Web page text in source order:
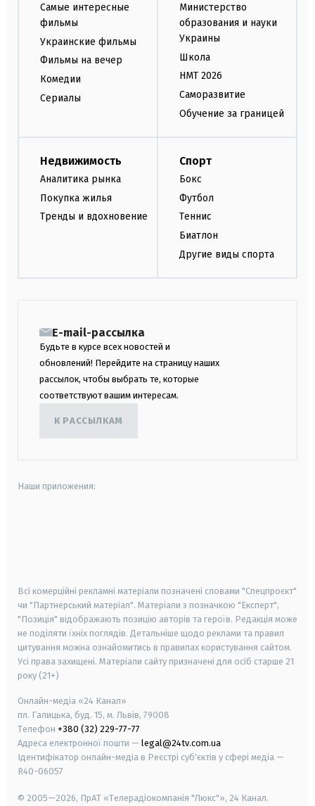
Самые интересные
фильмы
Украинские фильмы
Фильмы на вечер
Комедии
Сериалы
Министерство
образования и науки
Украины
Школа
НМТ 2026
Саморазвитие
Обучение за границей
Недвижимость
Аналитика рынка
Покупка жилья
Тренды и вдохновение
Спорт
Бокс
Футбол
Теннис
Биатлон
Другие виды спорта
E-mail-рассылка
Будьте в курсе всех новостей и
обновлений! Перейдите на страницу наших
рассылок, чтобы выбрать те, которые
соответствуют вашим интересам.
К РАССЫЛКАМ
Наши приложения:
Всі комерційні рекламні матеріали позначені словами "Спецпроєкт"
чи "Партнерський матеріал". Матеріали з позначкою "Експерт",
"Позиція" відображають позицію авторів та героїв. Редакція може
не поділяти їхніх поглядів. Детальніше щодо реклами та правил
цитування можна ознайомитись в правилах користування сайтом.
Усі права захищені. Матеріали сайту призначені для осіб старше 21
року (21+)
Онлайн-медіа «24 Канал»
пл. Галицька, буд. 15, м. Львів, 79008
Телефон +380 (32) 229-77-77
Адреса електронної пошти — legal@24tv.com.ua
Ідентифікатор онлайн-медіа в Реєстрі суб'єктів у сфері медіа —
R40-06057
© 2005—2026, ПрАТ «Телерадіокомпанія "Люкс"», 24 Канал.